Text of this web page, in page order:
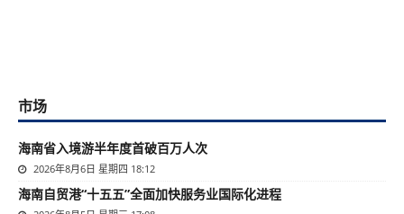
市场
海南省入境游半年度首破百万人次
2026年8月6日 星期四 18:12
海南自贸港“十五五”全面加快服务业国际化进程